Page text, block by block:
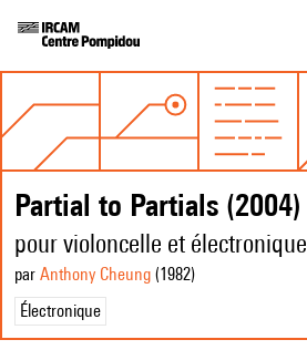
Partial to Partials (2004)
pour violoncelle et électronique
par Anthony Cheung (1982)
Électronique